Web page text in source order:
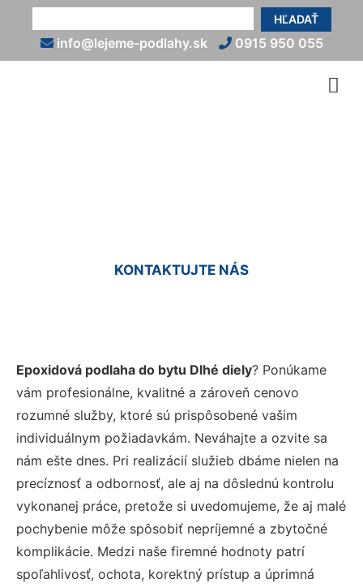
HĽADAŤ
info@lejeme-podlahy.sk 0915 950 055
KONTAKTUJTE NÁS
Epoxidová podlaha do bytu Dlhé diely? Ponúkame
vám profesionálne, kvalitné a zároveň cenovo
rozumné služby, ktoré sú prispôsobené vašim
individuálnym požiadavkám. Neváhajte a ozvite sa
nám ešte dnes. Pri realizácií služieb dbáme nielen na
precíznosť a odbornosť, ale aj na dôslednú kontrolu
vykonanej práce, pretože si uvedomujeme, že aj malé
pochybenie môže spôsobiť nepríjemné a zbytočné
komplikácie. Medzi naše firemné hodnoty patrí
spoľahlivosť, ochota, korektný prístup a úprimná